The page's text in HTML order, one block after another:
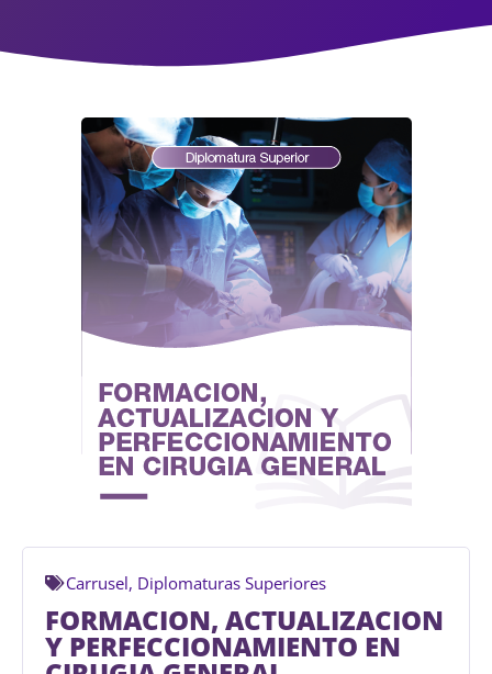
Carrusel, Diplomaturas Superiores
FORMACION, ACTUALIZACION
Y PERFECCIONAMIENTO EN